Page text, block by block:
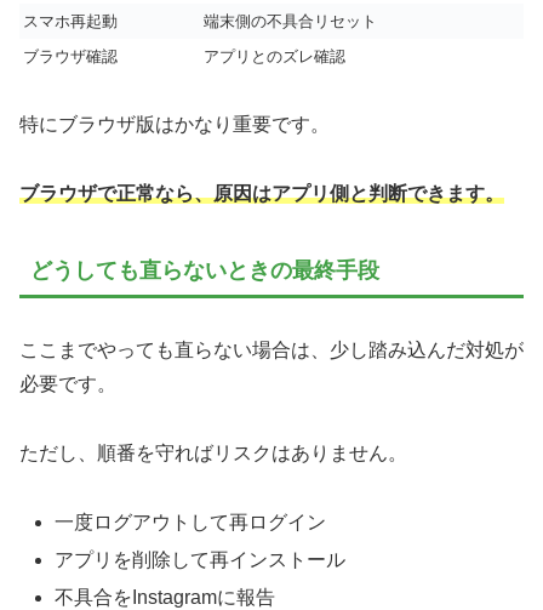
スマホ再起動
端末側の不具合リセット
ブラウザ確認
アプリとのズレ確認
特にブラウザ版はかなり重要です。
ブラウザで正常なら、原因はアプリ側と判断できます。
どうしても直らないときの最終手段
ここまでやっても直らない場合は、少し踏み込んだ対処が
必要です。
ただし、順番を守ればリスクはありません。
一度ログアウトして再ログイン
アプリを削除して再インストール
不具合をInstagramに報告